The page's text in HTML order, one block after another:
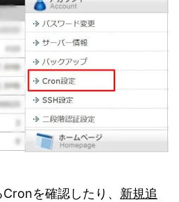
を確認したり、 新規追